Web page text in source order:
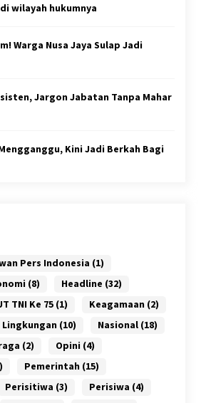
wilayah hukumnya
Warga Nusa Jaya Sulap Jadi
Jargon Jabatan Tanpa Mahar
Kini Jadi Berkah Bagi
Pers Indonesia (1)
(8) Headline (32)
TNI Ke 75(1) Keagamaan (2)
Lingkungan (10) Nasional(18)
(2) Opini (4)
Pemerintah (15)
Perisitiwa (3) Perisiwa (4)